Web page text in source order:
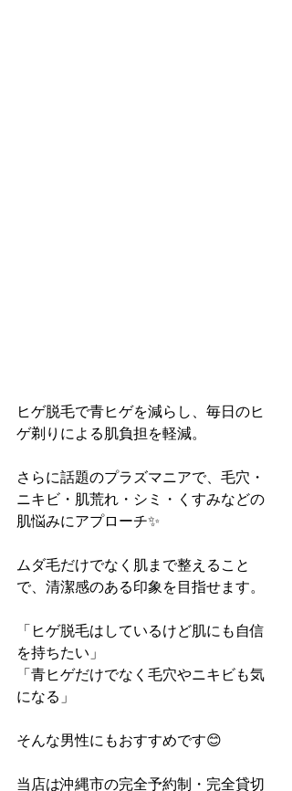
ヒゲ脱毛で青ヒゲを減らし、毎日のヒ
ゲ剃りによる肌負担を軽減。
さらに話題のプラズマニアで、毛穴・
ニキビ・肌荒れ・シミ・くすみなどの
肌悩みにアプローチ✨
ムダ毛だけでなく肌まで整えること
で、清潔感のある印象を目指せます。
「ヒゲ脱毛はしているけど肌にも自信
を持ちたい」
「青ヒゲだけでなく毛穴やニキビも気
になる」
そんな男性にもおすすめです😊
当店は沖縄市の完全予約制・完全貸切